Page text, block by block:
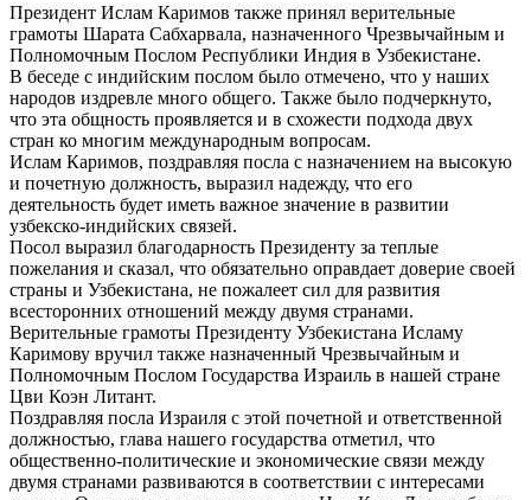
Президент Ислам Каримов также принял верительные
грамоты Шарата Сабхарвала, назначенного Чрезвычайным и
Полномочным Послом Республики Индия в Узбекистане.
В беседе с индийским послом было отмечено, что у наших
народов издревле много общего. Также было подчеркнуто,
что эта общность проявляется и в схожести подхода двух
стран ко многим международным вопросам.
Ислам Каримов, поздравляя посла с назначением на высокую
и почетную должность, выразил надежду, что его
деятельность будет иметь важное значение в развитии
узбекско-индийских связей.
Посол выразил благодарность Президенту за теплые
пожелания и сказал, что обязательно оправдает доверие своей
страны и Узбекистана, не пожалеет сил для развития
всесторонних отношений между двумя странами.
Верительные грамоты Президенту Узбекистана Исламу
Каримову вручил также назначенный Чрезвычайным и
Полномочным Послом Государства Израиль в нашей стране
Цви Коэн Литант.
Поздравляя посла Израиля с этой почетной и ответственной
должностью, глава нашего государства отметил, что
общественно-политические и экономические связи между
двумя странами развиваются в соответствии с интересами